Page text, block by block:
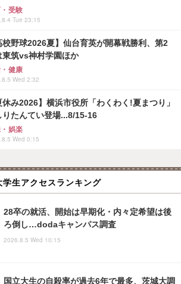
受験
Tue 23:15
校野球2026夏】仙台育英が開幕戦勝利、第2
東筑vs神村学園ほか
健康
Wed 2:32
休み2026】横浜市役所「わくわく!夏まつり」
りたんてい登場...8/15-16
娯楽
Wed 0:15
学生アクセスランキング
28卒の就活、開始は早期化・内々定希望は後
ろ倒し…dodaキャンパス調査
2026.8.5 Wed 10:15
国立大生の自殺率が過去6年で最多、茨城大調